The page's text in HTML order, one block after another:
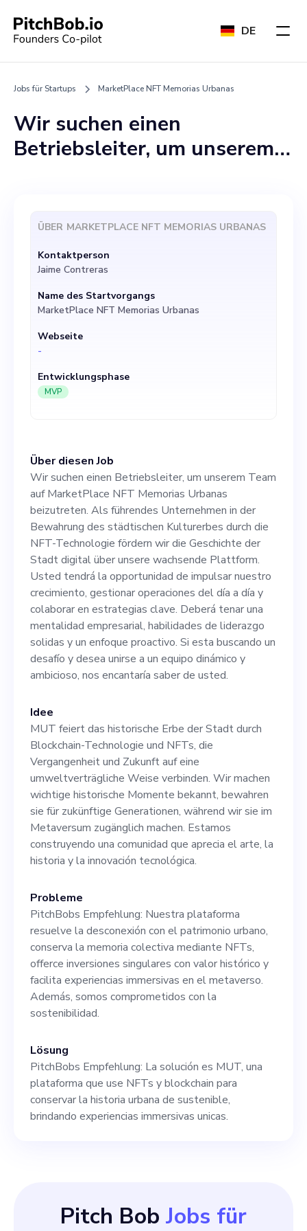
DE
Jobs für Startups MarketPlace NFT Memorias Urbanas
Wir suchen einen
Betriebsleiter, um unserem
beizutreten. Als führendes
Unternehmen in der
Bewahrung des städtischen
Kulturerbes durch die NFT-
Technologie fördern wir die
Geschichte der Stadt digital
über unsere wachsende
Plattform. Usted tendrá la
gestionar operaciones del
día a día y colaborar en
estrategias clave. Deberá
tenar una mentalidad
empresarial, habilidades de
liderazgo solidas y un
enfoque proactivo. Si esta
buscando un desafío y desea
unirse a un equipo dinámico
saber de usted.
Über diesen Job
Wir suchen einen Betriebsleiter, um unserem Team
auf MarketPlace NFT Memorias Urbanas
beizutreten. Als führendes Unternehmen in der
Bewahrung des städtischen Kulturerbes durch die
NFT-Technologie fördern wir die Geschichte der
Stadt digital über unsere wachsende Plattform.
Usted tendrá la opportunidad de impulsar nuestro
crecimiento, gestionar operaciones del día a día y
colaborar en estrategias clave. Deberá tenar una
mentalidad empresarial, habilidades de liderazgo
solidas y un enfoque proactivo. Si esta buscando un
desafío y desea unirse a un equipo dinámico y
ambicioso, nos encantaría saber de usted.
Idee
MUT feiert das historische Erbe der Stadt durch
Blockchain-Technologie und NFTs, die
Vergangenheit und Zukunft auf eine
umweltverträgliche Weise verbinden. Wir machen
wichtige historische Momente bekannt, bewahren
sie für zukünftige Generationen, während wir sie im
Metaversum zugänglich machen. Estamos
construyendo una comunidad que aprecia el arte, la
historia y la innovación tecnológica.
Probleme
PitchBobs Empfehlung: Nuestra plataforma
resuelve la desconexión con el patrimonio urbano,
conserva la memoria colectiva mediante NFTs,
offerce inversiones singulares con valor histórico y
facilita experiencias immersivas en el metaverso.
Además, somos comprometidos con la
sostenibilidad.
Lösung
PitchBobs Empfehlung: La solución es MUT, una
plataforma que use NFTs y blockchain para
conservar la historia urbana de sustenible,
brindando experiencias immersivas unicas.
ÜBER MARKETPLACE NFT MEMORIAS URBANAS
Kontaktperson
Jaime Contreras
Name des Startvorgangs
MarketPlace NFT Memorias Urbanas
Webseite
-
Entwicklungsphase
MVP
Pitch Bob Jobs für